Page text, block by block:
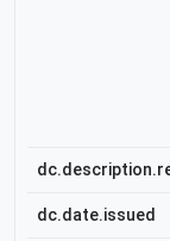
dc.date.issued